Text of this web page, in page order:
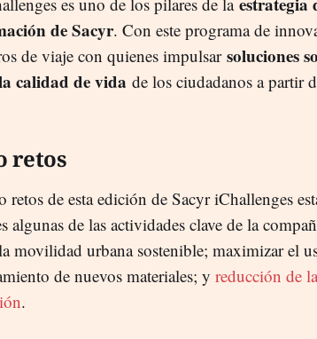
de Sacyr. Con este programa de
de viaje con quienes impulsar soluciones
calidad de vida de los ciudadanos a partir
retos
retos de esta edición de Sacyr iChallenges
algunas de las actividades clave de la
movilidad urbana sostenible; maximizar el
de nuevos materiales; y reducción de
.